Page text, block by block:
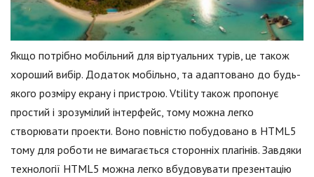
Якщо потрібно мобільний для віртуальних турів, це також
хороший вибір. Додаток мобільно, та адаптовано до будь-
якого розміру екрану і пристрою. Vtility також пропонує
простий і зрозумілий інтерфейс, тому можна легко
створювати проекти. Воно повністю побудовано в HTML5
тому для роботи не вимагається сторонніх плагінів. Завдяки
технології HTML5 можна легко вбудовувати презентацію